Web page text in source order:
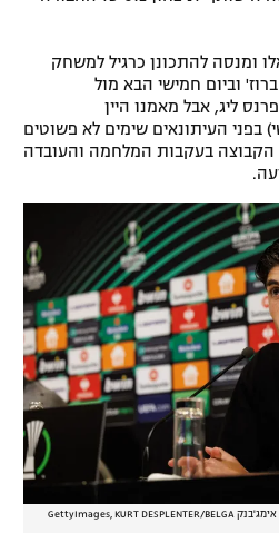
עסק
ומנסה להתכונן כרגיל למשחק
וביום חמישי הבא מול
ליג, אבל מאמנו היין
בפני העיתונאים שימים לא פשוטים
בעקבות המלחמה והעובדה
אימג'בנק GettyImages, KURT DESPLENTER/BELGA